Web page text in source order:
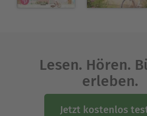
Lesen. Hören.
erleben.
Jetzt kostenlos